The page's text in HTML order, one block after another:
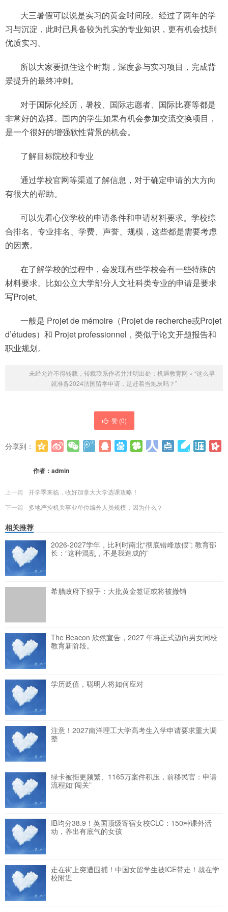
大三暑假可以说是实习的黄金时间段。经过了两年的学
习与沉淀，此时已具备较为扎实的专业知识，更有机会找到
优质实习。
所以大家要抓住这个时期，深度参与实习项目，完成背
景提升的最终冲刺。
对于国际化经历，暑校、国际志愿者、国际比赛等都是
非常好的选择。国内的学生如果有机会参加交流交换项目，
是一个很好的增强软性背景的机会。
了解目标院校和专业
通过学校官网等渠道了解信息，对于确定申请的大方向
有很大的帮助。
可以先看心仪学校的申请条件和申请材料要求。学校综
合排名、专业排名、学费、声誉、规模，这些都是需要考虑
的因素。
在了解学校的过程中，会发现有些学校会有一些特殊的
材料要求。比如公立大学部分人文社科类专业的申请是要求
写Projet。
一般是 Projet de mémoire（Projet de recherche或Projet
d’études）和 Projet professionnel，类似于论文开题报告和
职业规划。
未经允许不得转载，转载联系作者并注明出处： 机遇教育网 » “这么早
就准备2024法国留学申请，是赶着当炮灰吗？”
赞 (0)
分享到：
作者： admin
上一篇
开学季来临，收好加拿大大学选课攻略！
下一篇
多地严控机关事业单位编外人员规模，因为什么？
相关推荐
2026-2027学年，比利时南北“彻底错峰放假”; 教育部
长：“这种混乱，不是我造成的”
希腊政府下狠手：大批黄金签证或将被撤销
The Beacon 欣然宣告，2027 年将正式迈向男女同校
教育新阶段。
学历贬值，聪明人将如何应对
注意！2027南洋理工大学高考生入学申请要求重大调
整
绿卡被拒更频繁、1165万案件积压，前移民官：申请
流程如“闯关”
IB均分38.9！英国顶级寄宿女校CLC：150种课外活
动，养出有底气的女孩
走在街上突遭围捕！中国女留学生被ICE带走！就在学
校附近